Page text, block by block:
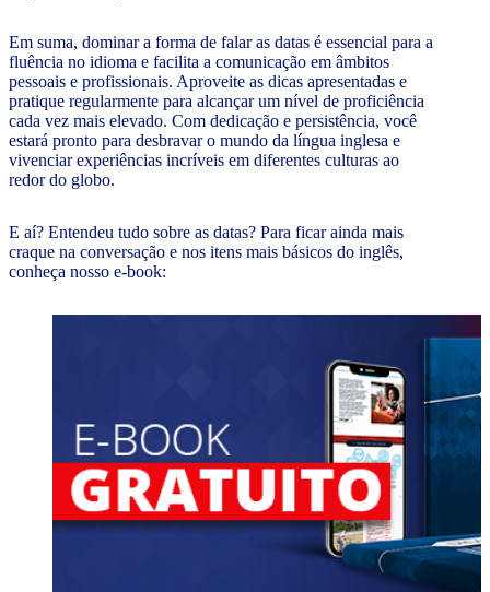
Em suma, dominar a forma de falar as datas é essencial para a
fluência no idioma e facilita a comunicação em âmbitos
pessoais e profissionais. Aproveite as dicas apresentadas e
pratique regularmente para alcançar um nível de proficiência
cada vez mais elevado. Com dedicação e persistência, você
estará pronto para desbravar o mundo da língua inglesa e
vivenciar experiências incríveis em diferentes culturas ao
redor do globo.
E aí? Entendeu tudo sobre as datas? Para ficar ainda mais
craque na conversação e nos itens mais básicos do inglês,
conheça nosso e-book: